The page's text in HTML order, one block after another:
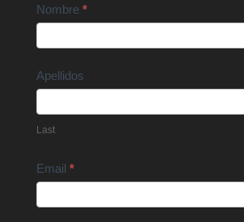
Contact
Nombre *
Apellidos
Last
Email *